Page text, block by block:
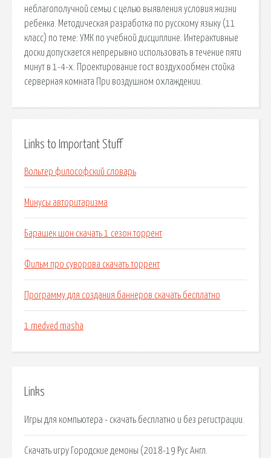
неблагополучной семьи с целью выявления условия жизни
ребенка. Методическая разработка по русскому языку (11
класс) по теме: УМК по учебной дисциплине. Интерактивные
доски допускается непрерывно использовать в течение пяти
минут в 1-4-х. Проектирование гост воздухообмен стойка
серверная комната При воздушном охлаждении.
Links to Important Stuff
Вольтер философский словарь
Минусы авторитаризма
Барашек шон скачать 1 сезон торрент
Фильм про суворова скачать торрент
Программу для создания баннеров скачать бесплатно
1 medved masha
Links
Игры для компьютера - скачать бесплатно и без регистрации.
Скачать игру Городские демоны (2018-19 Рус Англ.